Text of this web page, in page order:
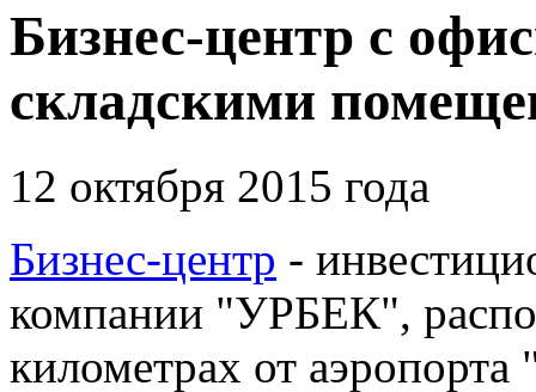
Бизнес-центр с
складскими
12 октября 2015 года
Бизнес-центр -
компании "УРБЕК",
километрах от